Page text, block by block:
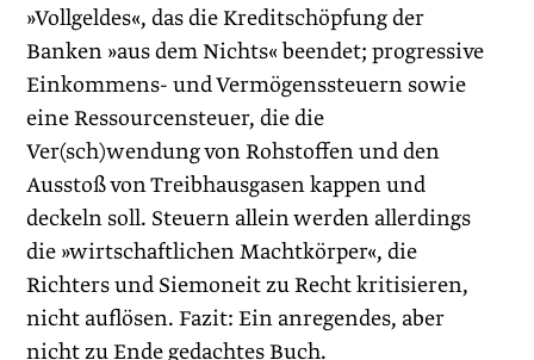
»Vollgeldes«, das die Kreditschöpfung der
Banken »aus dem Nichts« beendet; progressive
Einkommens- und ­Vermögenssteuern sowie
eine Ressourcensteuer, die die
Ver(sch)wendung von Rohstoffen und den
Ausstoß von Treibhausgasen kappen und
deckeln soll. Steuern allein werden allerdings
die »wirtschaftlichen Machtkörper«, die
Richters und Siemoneit zu Recht kritisieren,
nicht auflösen. Fazit: Ein anregendes, aber
nicht zu Ende gedachtes Buch.